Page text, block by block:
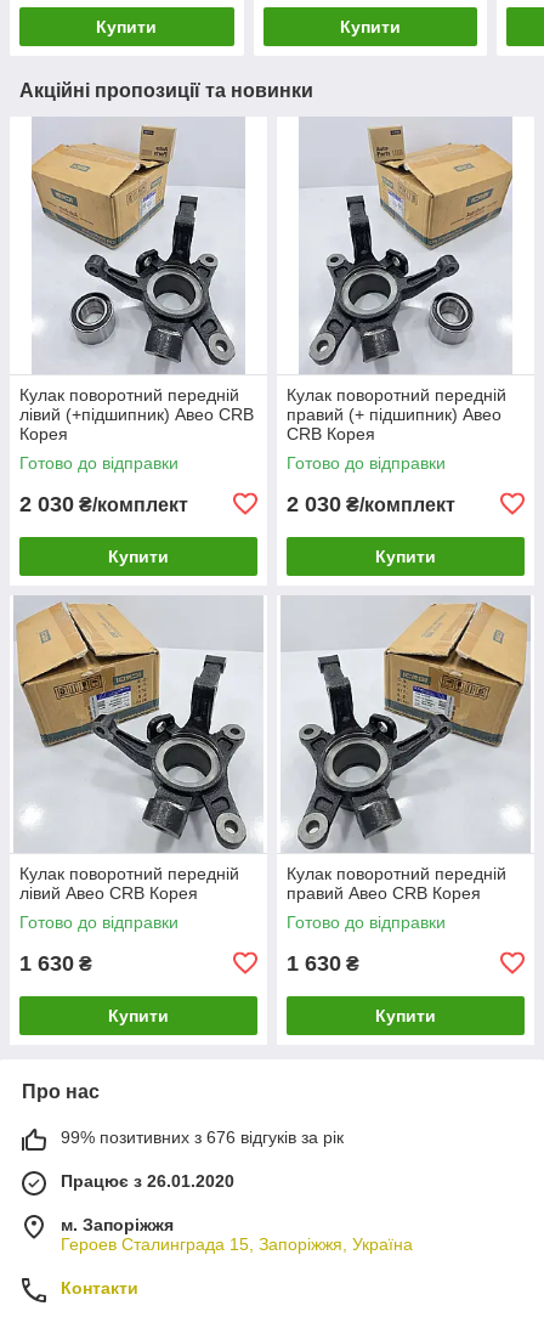
Купити Купити
Акційні пропозиції та новинки
Кулак поворотний передній
лівий (+підшипник) Авео CRB
Корея
Готово до відправки
2 030 ₴/комплект
Купити
Кулак поворотний передній
правий (+ підшипник) Авео
CRB Корея
Готово до відправки
2 030 ₴/комплект
Купити
Кулак поворотний передній
лівий Авео CRB Корея
Готово до відправки
1 630 ₴
Купити
Кулак поворотний передній
правий Авео CRB Корея
Готово до відправки
1 630 ₴
Купити
Про нас
99% позитивних з 676 відгуків за рік
Працює з 26.01.2020
м. Запоріжжя
Героев Сталинграда 15, Запоріжжя, Україна
Контакти